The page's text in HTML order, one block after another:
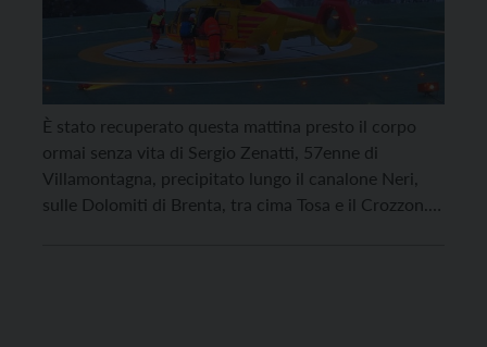
È stato recuperato questa mattina presto il corpo
ormai senza vita di Sergio Zenatti, 57enne di
Villamontagna, precipitato lungo il canalone Neri,
sulle Dolomiti di Brenta, tra cima Tosa e il Crozzon.